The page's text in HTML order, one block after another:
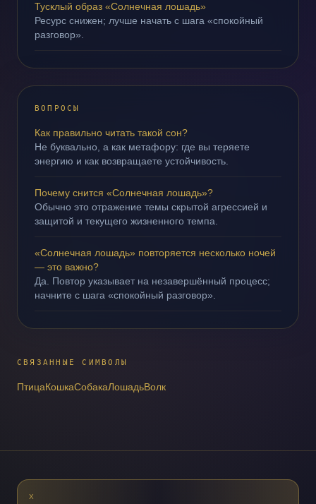
Тусклый образ «Солнечная лошадь»
Ресурс снижен; лучше начать с шага «спокойный
разговор».
ВОПРОСЫ
Как правильно читать такой сон?
Не буквально, а как метафору: где вы теряете
энергию и как возвращаете устойчивость.
Почему снится «Солнечная лошадь»?
Обычно это отражение темы скрытой агрессией и
защитой и текущего жизненного темпа.
«Солнечная лошадь» повторяется несколько ночей
— это важно?
Да. Повтор указывает на незавершённый процесс;
начните с шага «спокойный разговор».
СВЯЗАННЫЕ СИМВОЛЫ
ПтицаКошкаСобакаЛошадьВолк
X